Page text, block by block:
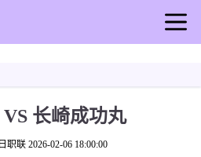
长崎成功丸
日职联 2026-02-06 18:00:00